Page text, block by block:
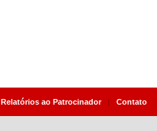
Relatórios ao Patrocinador| Contato